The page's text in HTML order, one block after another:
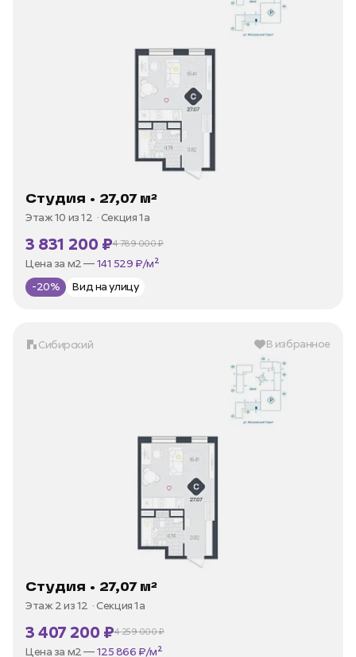
Студия • 27,07 м²
Этаж 10 из 12 Секция 1а
3 831 200 ₽4 789 000 ₽
В ипотеку —от 18 376 ₽/мес
Цена за м2 —
-20% Вид на улицу
Сибирский В избранное
Студия • 27,07 м²
Этаж 2 из 12 Секция 1а
3 407 200 ₽4 259 000 ₽
В ипотеку —от 16 342 ₽/мес